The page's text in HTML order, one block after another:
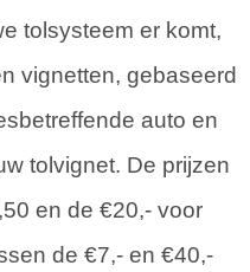
tolsysteem er komt,
vignetten, gebaseerd
auto en
tolvignet. De prijzen
en de €20,- voor
de €7,- en €40,-